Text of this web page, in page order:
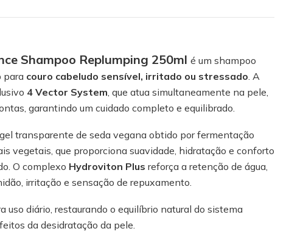
Shampoo Replumping 250ml é um shampoo
para couro cabeludo sensível, irritado ou stressado . A
4 Vector System , que atua simultaneamente na pele,
garantindo um cuidado completo e equilibrado.
transparente de seda vegana obtido por fermentação
vegetais, que proporciona suavidade, hidratação e conforto
O complexo Hydroviton Plus reforça a retenção de água,
irritação e sensação de repuxamento.
uso diário, restaurando o equilíbrio natural do sistema
da desidratação da pele.